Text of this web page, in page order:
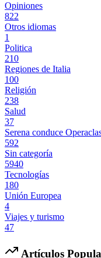
Opiniones
822
Otros idiomas
1
Politica
210
Regiones de Italia
100
Religión
238
Salud
37
Serena conduce
592
Sin categoría
5940
Tecnologías
180
Unión Europea
4
Viajes y turismo
47
Artículos